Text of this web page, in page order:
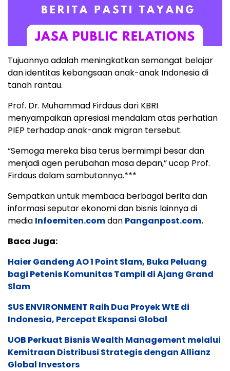
Tujuannya adalah meningkatkan semangat belajar
dan identitas kebangsaan anak-anak Indonesia di
tanah rantau.
Prof. Dr. Muhammad Firdaus dari KBRI
menyampaikan apresiasi mendalam atas perhatian
PIEP terhadap anak-anak migran tersebut.
“Semoga mereka bisa terus bermimpi besar dan
menjadi agen perubahan masa depan,” ucap Prof.
Firdaus dalam sambutannya.***
Sempatkan untuk membaca berbagai berita dan
informasi seputar ekonomi dan bisnis lainnya di
media Infoemiten.comdan Panganpost.com.
Baca Juga:
Haier Gandeng AO 1 Point Slam, Buka Peluang
bagi Petenis Komunitas Tampil di Ajang Grand
Slam
SUS ENVIRONMENT Raih Dua Proyek WtE di
Indonesia, Percepat Ekspansi Global
UOB Perkuat Bisnis Wealth Management melalui
Kemitraan Distribusi Strategis dengan Allianz
Global Investors